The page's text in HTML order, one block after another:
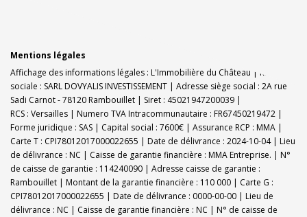
Mentions légales
Affichage des informations légales : L'Immobilière du Château | Raison
sociale : SARL DOVYALIS INVESTISSEMENT | Adresse siège social : 2A rue
Sadi Carnot - 78120 Rambouillet | Siret : 45021947200039 |
RCS : Versailles | Numero TVA Intracommunautaire : FR67450219472 |
Forme juridique : SAS | Capital social : 7600€ | Assurance RCP : MMA |
Carte T : CPI78012017000022655 | Date de délivrance : 2024-10-04 | Lieu
de délivrance : NC | Caisse de garantie financière : MMA Entreprise. | N°
de caisse de garantie : 114240090 | Adresse caisse de garantie :
Rambouillet | Montant de la garantie financière : 110 000 | Carte G :
CPI78012017000022655 | Date de délivrance : 0000-00-00 | Lieu de
délivrance : NC | Caisse de garantie financière : NC | N° de caisse de